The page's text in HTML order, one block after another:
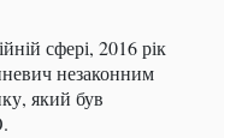
сфері, 2016 рік
незаконним
який був